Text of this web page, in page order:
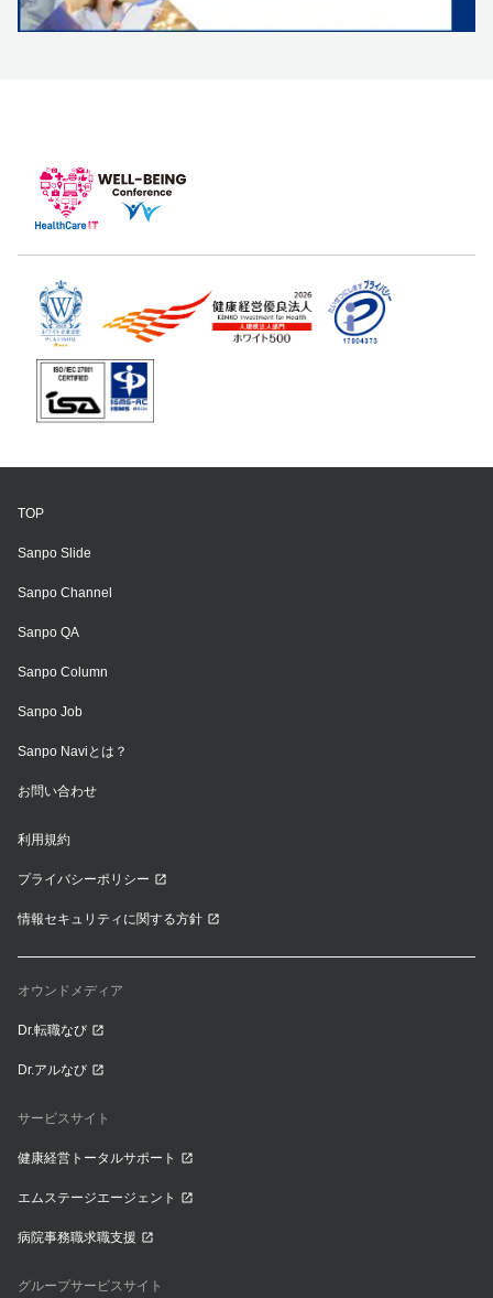
TOP
Sanpo Slide
Sanpo Channel
Sanpo QA
Sanpo Column
Sanpo Job
Sanpo Naviとは？
お問い合わせ
利用規約
プライバシーポリシー
情報セキュリティに関する方針
オウンドメディア
Dr.転職なび
Dr.アルなび
サービスサイト
健康経営トータルサポート
エムステージエージェント
病院事務職求職支援
グループサービスサイト